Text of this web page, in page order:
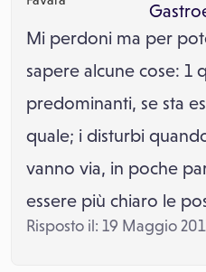
Mi perdoni ma per
sapere alcune cose: 1
predominanti, se sta
quale; i disturbi
vanno via, in poche
essere più chiaro le
Risposto il: 19 Maggio